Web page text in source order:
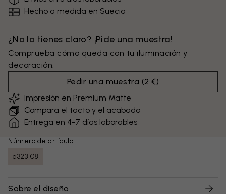
Hecho a medida en Suecia
¿No lo tienes claro? ¡Pide una muestra!
Comprueba cómo queda con tu iluminación y
decoración.
Pedir una muestra (2 €)
Impresión en Premium Matte
Compara el tacto y el acabado
Entrega en 4-7 días laborables
Número de artículo:
e323108
Sobre el diseño